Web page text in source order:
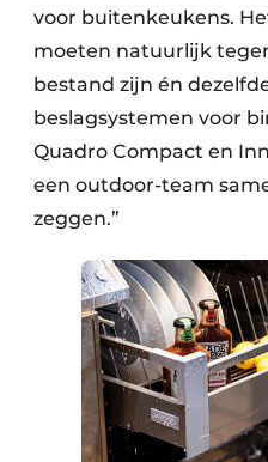
voor buitenkeukens.
moeten natuurlijk
bestand zijn én
beslagsystemen voor
Quadro Compact en
een outdoor-team
zeggen.”